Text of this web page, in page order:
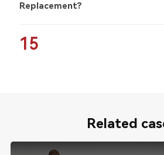
Replacement?
15
Related